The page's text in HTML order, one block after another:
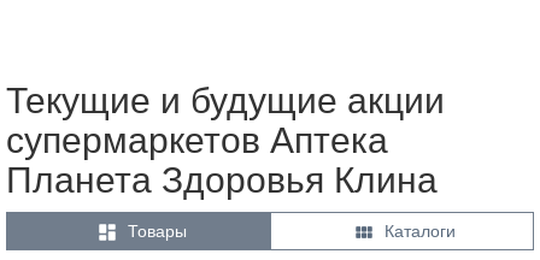
Текущие и будущие акции
супермаркетов Аптека
Планета Здоровья Клина
 Товары  Каталоги